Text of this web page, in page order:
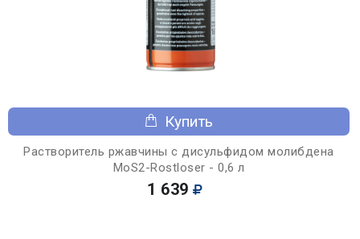
Купить
Растворитель ржавчины с дисульфидом молибдена
MoS2-Rostloser - 0,6 л
1 639